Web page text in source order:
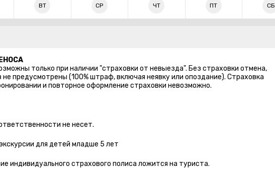
ВТ СР ЧТ ПТ СБ
только при наличии "страховки от невыезда". Без страховки отмена,
предусмотрены (100% штраф, включая неявку или опоздание). Страховка
и повторное оформление страховки невозможно.
не несет.
для детей младше 5 лет
индивидуального страхового полиса ложится на туриста.